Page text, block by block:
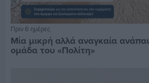
Πριν 6 ημέρες
Μία μικρή αλλά αναγκαία
ομάδα του «Πολίτη»